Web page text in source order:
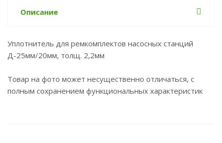
Описание
Уплотнитель для ремкомплектов насосных станций
Д-25мм/20мм, толщ. 2,2мм
Товар на фото может несущественно отличаться, с
полным сохранением функциональных характеристик